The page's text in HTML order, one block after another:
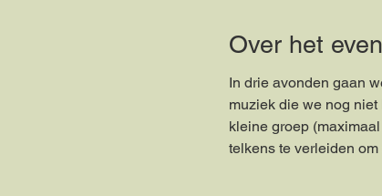
Over het
In drie avonden gaan
muziek die we nog
kleine groep
telkens te verleiden